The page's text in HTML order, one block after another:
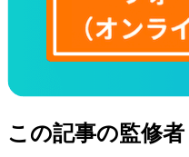
この記事の監修者